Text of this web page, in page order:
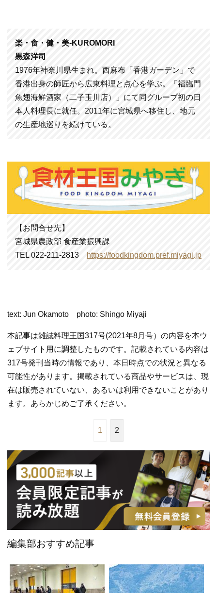
楽・食・健・美-KUROMORI
黒森洋司
1976年神奈川県生まれ。西麻布「香港ガーデン」で
香港出身の師匠から広東料理と点心を学ぶ。「福臨門
魚翅海鮮酒家（二子玉川店）」にて同グループ初の日
本人料理長に就任。2011年に宮城県へ移住し、地元
の生産地巡りを続けている。
【お問合せ先】
宮城県農政部 食産業振興課
TEL 022-211-2813
https://foodkingdom.pref.miyagi.jp
text: Jun Okamoto photo: Shingo Miyaji
本記事は雑誌料理王国317号(2021年8月号）の内容を本ウ
ェブサイト用に調整したものです。記載されている内容は
317号発刊当時の情報であり、本日時点での状況と異なる
可能性があります。掲載されている商品やサービスは、現
在は販売されていない、あるいは利用できないことがあり
ます。あらかじめご了承ください。
1 2
編集部おすすめ記事